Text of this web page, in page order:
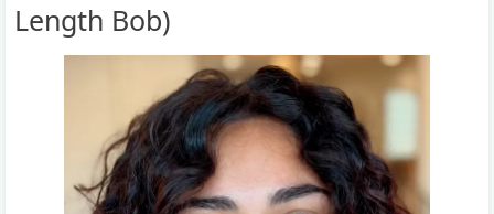
Length Bob)